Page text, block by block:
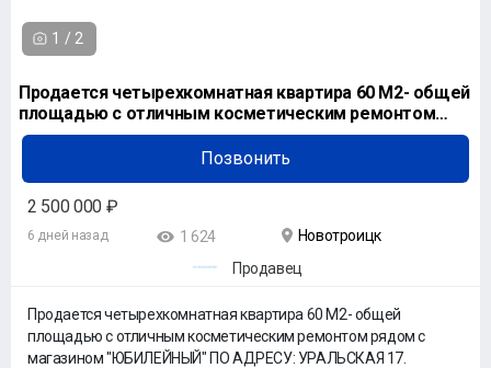
1 / 2
Продается четырехкомнатная квартира 60 М2- общей
площадью с отличным косметическим ремонтом
рядом с
Позвонить
2 500 000 ₽
6 дней назад 1 624
Новотроицк
Продавец
Продается четырехкомнатная квартира 60 М2- общей
площадью с отличным косметическим ремонтом рядом с
магазином "ЮБИЛЕЙНЫЙ" ПО АДРЕСУ: УРАЛЬСКАЯ 17.